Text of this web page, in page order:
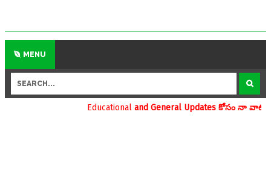
MENU
and General Updates కోసం నా వాట్సాప్ నెంబర్